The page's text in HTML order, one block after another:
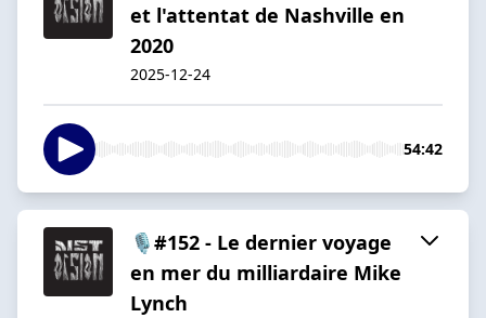
et l'attentat de Nashville en
2020
2025-12-24
54:42
🎙️#152 - Le dernier voyage
en mer du milliardaire Mike
Lynch